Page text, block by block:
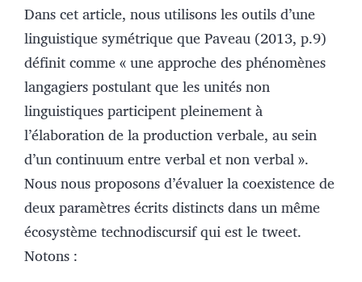
Dans cet article, nous utilisons les outils d’une
linguistique symétrique que Paveau (2013, p.9)
définit comme « une approche des phénomènes
langagiers postulant que les unités non
linguistiques participent pleinement à
l’élaboration de la production verbale, au sein
d’un continuum entre verbal et non verbal ».
Nous nous proposons d’évaluer la coexistence de
deux paramètres écrits distincts dans un même
écosystème technodiscursif qui est le tweet.
Notons :